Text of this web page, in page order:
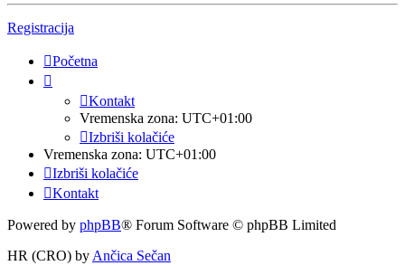
Registracija
Početna
Kontakt
Vremenska zona: UTC+01:00
Izbriši kolačiće
Vremenska zona: UTC+01:00
Izbriši kolačiće
Kontakt
Powered by phpBB® Forum Software © phpBB Limited
HR (CRO) by Ančica Sečan